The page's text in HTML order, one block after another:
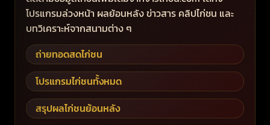
โปรแกรมล่วงหน้า ผลย้อนหลัง ข่าวสาร คลิปไก่ชน และ
บทวิเคราะห์จากสนามต่าง ๆ
ถ่ายทอดสดไก่ชน
โปรแกรมไก่ชนทั้งหมด
สรุปผลไก่ชนย้อนหลัง